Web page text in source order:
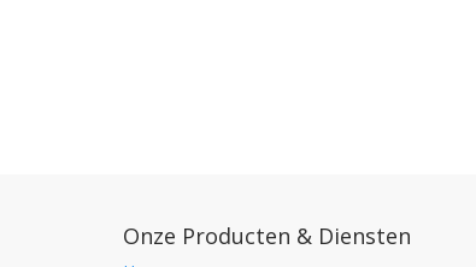
Onze Producten & Diensten